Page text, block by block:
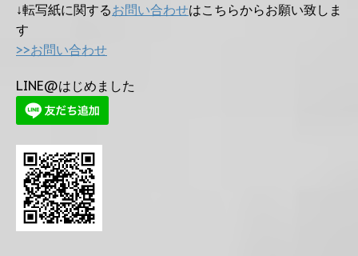
↓転写紙に関するお問い合わせはこちらからお願い致しま
す
>>お問い合わせ
LINE@はじめました